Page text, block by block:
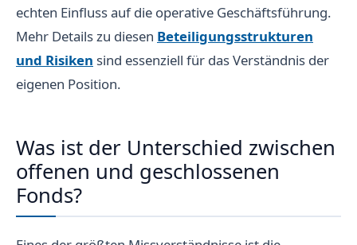
echten Einfluss auf die operative Geschäftsführung.
Mehr Details zu diesen Beteiligungsstrukturen
und Risiken sind essenziell für das Verständnis der
eigenen Position.
Was ist der Unterschied zwischen
offenen und geschlossenen
Fonds?